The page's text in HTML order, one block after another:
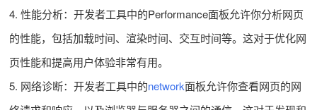
4. 性能分析：开发者工具中的Performance面板允许你分析网页
的性能，包括加载时间、渲染时间、交互时间等。这对于优化网
页性能和提高用户体验非常有用。
5. 网络诊断：开发者工具中的network面板允许你查看网页的网